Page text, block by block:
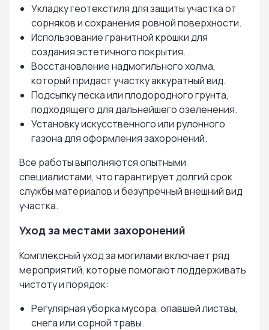
Укладку геотекстиля для защиты участка от
сорняков и сохранения ровной поверхности.
Использование гранитной крошки для
создания эстетичного покрытия.
Восстановление надмогильного холма,
который придаст участку аккуратный вид.
Подсыпку песка или плодородного грунта,
подходящего для дальнейшего озеленения.
Установку искусственного или рулонного
газона для оформления захоронений.
Все работы выполняются опытными
специалистами, что гарантирует долгий срок
службы материалов и безупречный внешний вид
участка.
Уход за местами захоронений
Комплексный уход за могилами включает ряд
мероприятий, которые помогают поддерживать
чистоту и порядок:
Регулярная уборка мусора, опавшей листвы,
снега или сорной травы.